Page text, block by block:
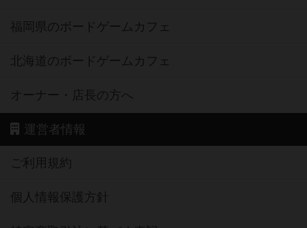
福岡県のボードゲームカフェ
北海道のボードゲームカフェ
オーナー・店長の方へ
運営者情報
ご利用規約
個人情報保護方針